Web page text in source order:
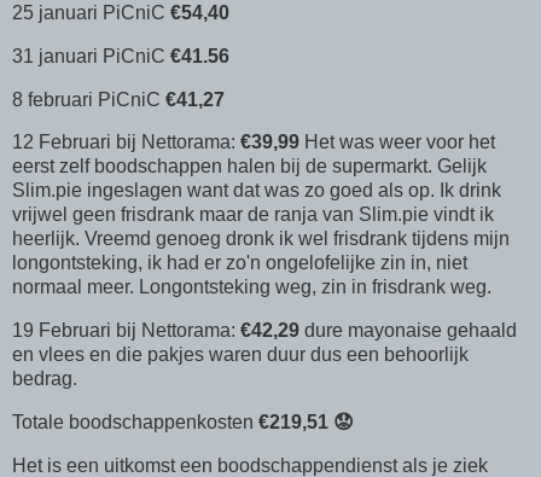
25 januari PiCniC €54,40
31 januari PiCniC €41.56
8 februari PiCniC €41,27
12 Februari bij Nettorama: €39,99 Het was weer voor het
eerst zelf boodschappen halen bij de supermarkt. Gelijk
Slim.pie ingeslagen want dat was zo goed als op. Ik drink
vrijwel geen frisdrank maar de ranja van Slim.pie vindt ik
heerlijk. Vreemd genoeg dronk ik wel frisdrank tijdens mijn
longontsteking, ik had er zo'n ongelofelijke zin in, niet
normaal meer. Longontsteking weg, zin in frisdrank weg.
19 Februari bij Nettorama: €42,29 dure mayonaise gehaald
en vlees en die pakjes waren duur dus een behoorlijk
bedrag.
Totale boodschappenkosten €219,51 😟
Het is een uitkomst een boodschappendienst als je ziek